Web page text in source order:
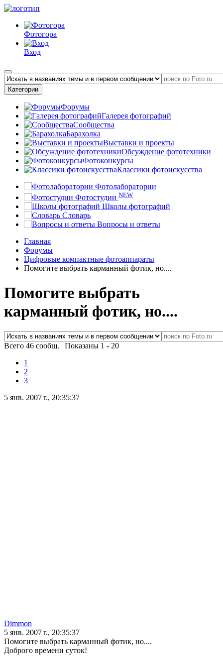
Фотогора
Вход
Категории
Форумы
Галерея фотографий
Сообщества
Барахолка
Выставки и проекты
Обсуждение фототехники
Фотоконкурсы
Классики фотоискусства
Фотолаборатории
Фотостудии NEW
Школы фотографий
Словарь
Вопросы и ответы
Главная
Форумы
Цифровые компактные фотоаппараты
Помогите выбрать карманный фотик, но....
Помогите выбрать
карманный фотик, но....
Всего 46 сообщ. | Показаны 1 - 20
1
2
3
5 янв. 2007 г., 20:35:37
Dimmon
5 янв. 2007 г., 20:35:37
Помогите выбрать карманный фотик, но....
Доброго времени суток!